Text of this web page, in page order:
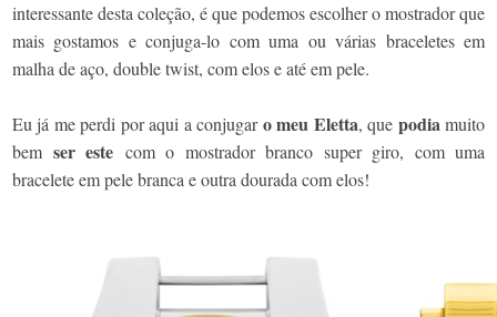
interessante desta coleção, é que podemos escolher o mostrador que
mais gostamos e conjuga-lo com uma ou várias braceletes em
malha de aço, double twist, com elos e até em pele.
Eu já me perdi por aqui a conjugaro meu Eletta, que podiamuito
bem ser este com o mostrador branco super giro, com uma
bracelete em pele branca e outra dourada com elos!